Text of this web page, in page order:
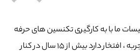
ما با به‌ کارگیری تکنسین های حرفه
ای و سرویس کاران با تجربه ، افتخار دارد بیش از ۱۵ سال در کنار